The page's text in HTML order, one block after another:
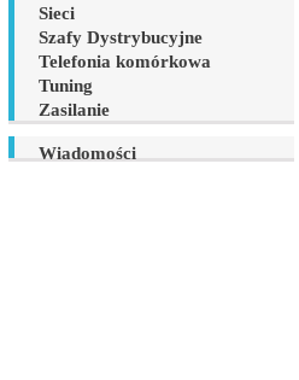
Sieci
Szafy Dystrybucyjne
Telefonia komórkowa
Tuning
Zasilanie
Wiadomości